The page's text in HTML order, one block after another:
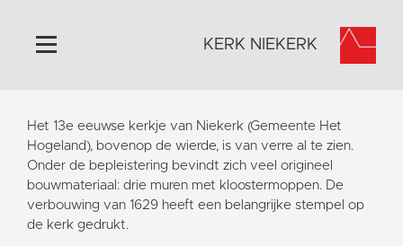
Home
Algemeen
Historie
Omgeving
Activiteiten
KERK NIEKERK
Het 13e eeuwse kerkje van Niekerk (Gemeente Het
Hogeland), bovenop de wierde, is van verre al te zien.
Onder de bepleistering bevindt zich veel origineel
bouwmateriaal: drie muren met kloostermoppen. De
verbouwing van 1629 heeft een belangrijke stempel op
de kerk gedrukt.